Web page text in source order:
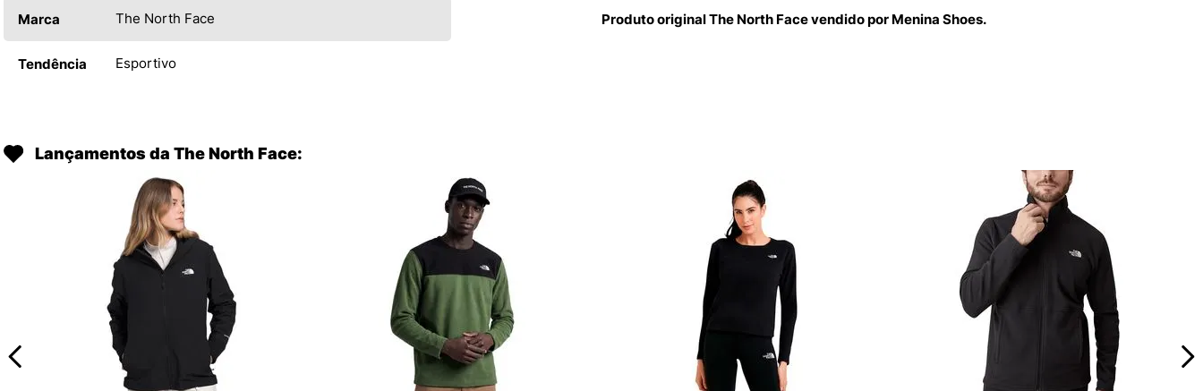
Marca The North Face
Tendência Esportivo
Produto original The North Face vendido por Menina Shoes.
Lançamentos da The North Face: